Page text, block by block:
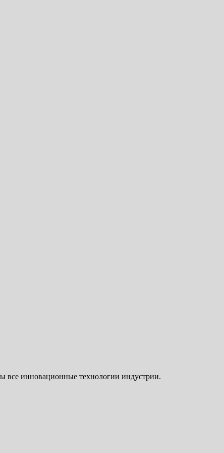
все инновационные технологии индустрии.